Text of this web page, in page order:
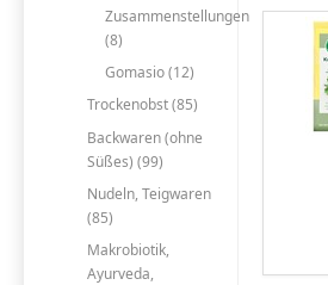
Zusammenstellungen
(8)
Gomasio (12)
Trockenobst (85)
Backwaren (ohne
Süßes) (99)
Nudeln, Teigwaren
(85)
Makrobiotik,
Ayurveda,